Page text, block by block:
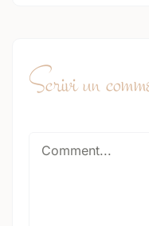
Scrivi un